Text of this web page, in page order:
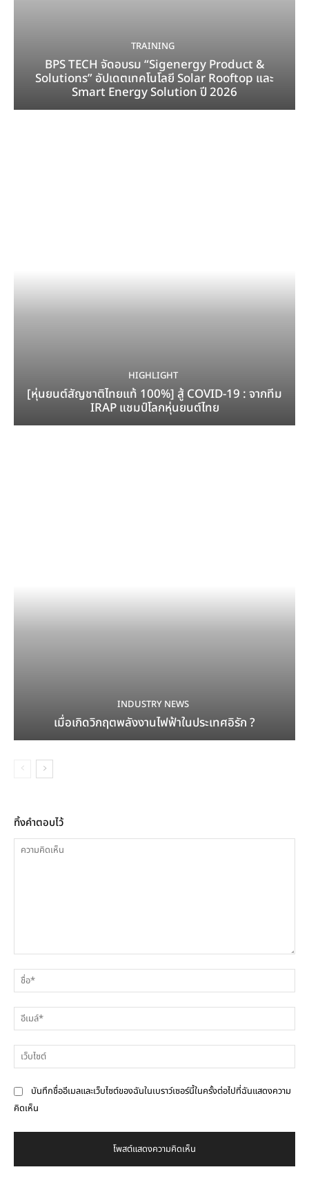
TRAINING
BPS TECH จัดอบรม “Sigenergy Product &
Solutions” อัปเดตเทคโนโลยี Solar Rooftop และ
Smart Energy Solution ปี 2026
HIGHLIGHT
[หุ่นยนต์สัญชาติไทยแท้ 100%] สู้ COVID-19 : จากทีม
IRAP แชมป์โลกหุ่นยนต์ไทย
INDUSTRY NEWS
เมื่อเกิดวิกฤตพลังงานไฟฟ้าในประเทศอิรัก ?
ทิ้งคำตอบไว้
คิด
เห็น
บันทึกชื่ออีเมลและเว็บไซต์ของฉันในเบราว์เซอร์นี้ในครั้งต่อไปที่ฉันแสดงความ
คิดเห็น